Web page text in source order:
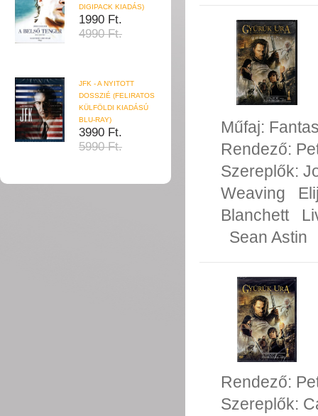
DIGIPACK KIADÁS)
1990 Ft.
4990 Ft.
JFK - A NYITOTT
DOSSZIÉ (FELIRATOS
KÜLFÖLDI KIADÁSÚ
BLU-RAY)
3990 Ft.
5990 Ft.
Műfaj:
Rendező:
Szereplők:
Weaving
Blanchett
Sean Astin
Rendező:
Szereplők: